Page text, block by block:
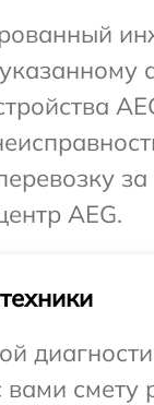
AEG.
вами смету